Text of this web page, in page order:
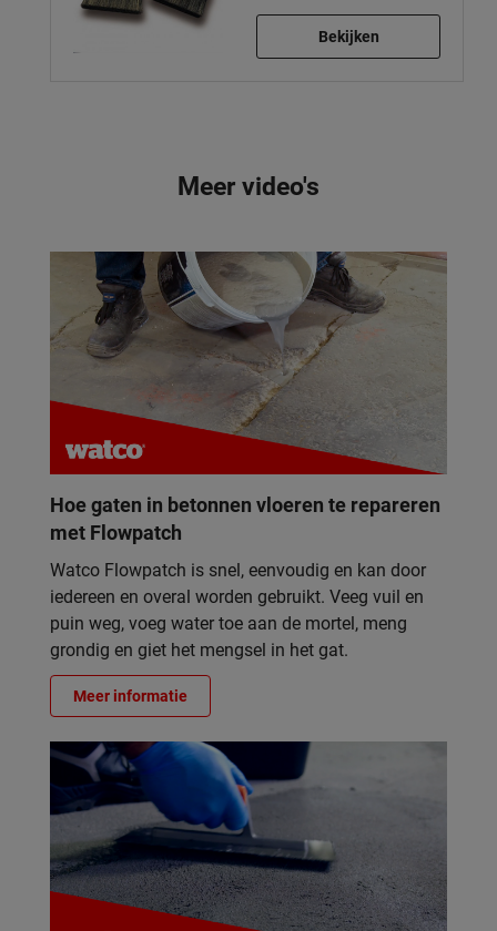
Bekijken
Meer video's
Hoe gaten in betonnen vloeren te repareren
met Flowpatch
Watco Flowpatch is snel, eenvoudig en kan door
iedereen en overal worden gebruikt. Veeg vuil en
puin weg, voeg water toe aan de mortel, meng
grondig en giet het mengsel in het gat.
Meer informatie